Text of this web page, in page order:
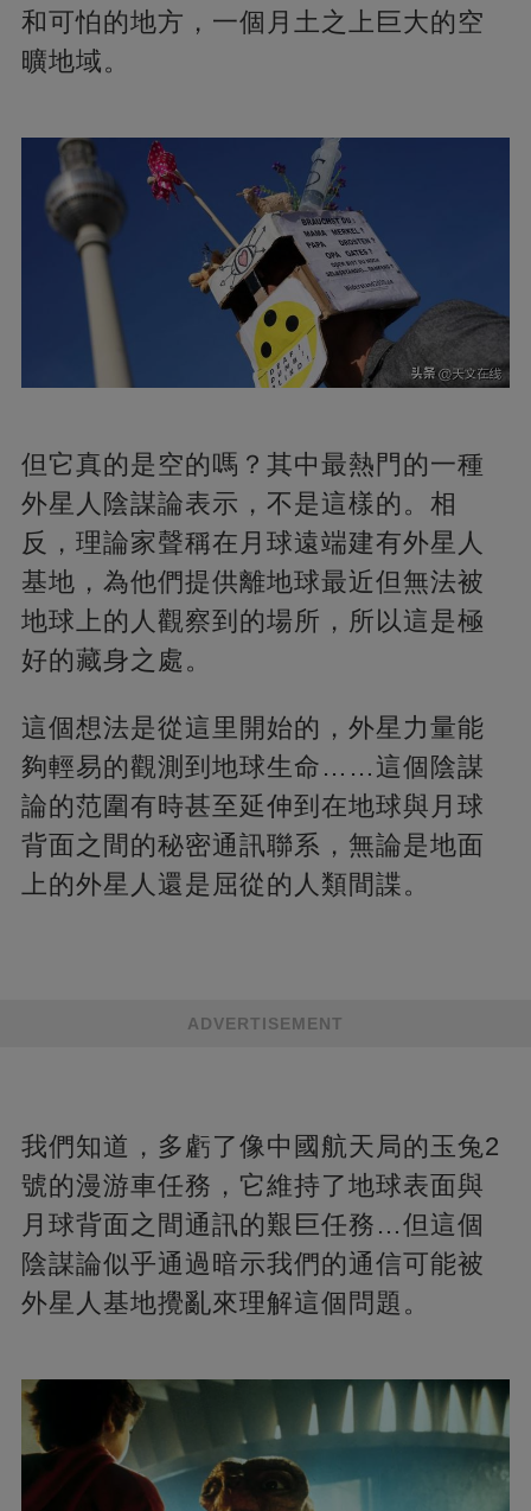
和可怕的地方，一個月土之上巨大的空
曠地域。
但它真的是空的嗎？其中最熱門的一種
外星人陰謀論表示，不是這樣的。相
反，理論家聲稱在月球遠端建有外星人
基地，為他們提供離地球最近但無法被
地球上的人觀察到的場所，所以這是極
好的藏身之處。
這個想法是從這里開始的，外星力量能
夠輕易的觀測到地球生命……這個陰謀
論的范圍有時甚至延伸到在地球與月球
背面之間的秘密通訊聯系，無論是地面
上的外星人還是屈從的人類間諜。
ADVERTISEMENT
我們知道，多虧了像中國航天局的玉兔2
號的漫游車任務，它維持了地球表面與
月球背面之間通訊的艱巨任務…但這個
陰謀論似乎通過暗示我們的通信可能被
外星人基地攪亂來理解這個問題。